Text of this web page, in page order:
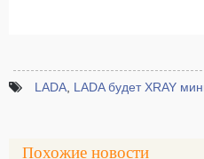
LADA LADA будет XRAY
Похожие новости